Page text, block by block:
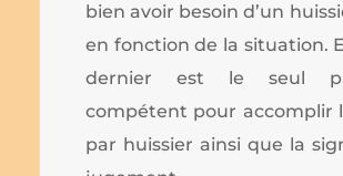
bien avoir besoin d’un
en fonction de la situation.
dernier est le seul
compétent pour accomplir
par huissier ainsi que la